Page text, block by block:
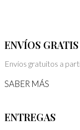
ENVÍOS GRATIS
Envíos gratuitos a
SABER MÁS
ENTREGAS